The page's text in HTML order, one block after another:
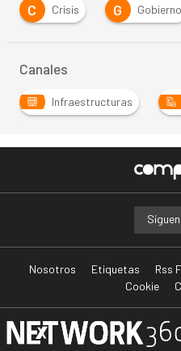
C
Crisis G Gobierno
Canales
Infraestructuras
Nosotros Etiquetas Rss
Cookie